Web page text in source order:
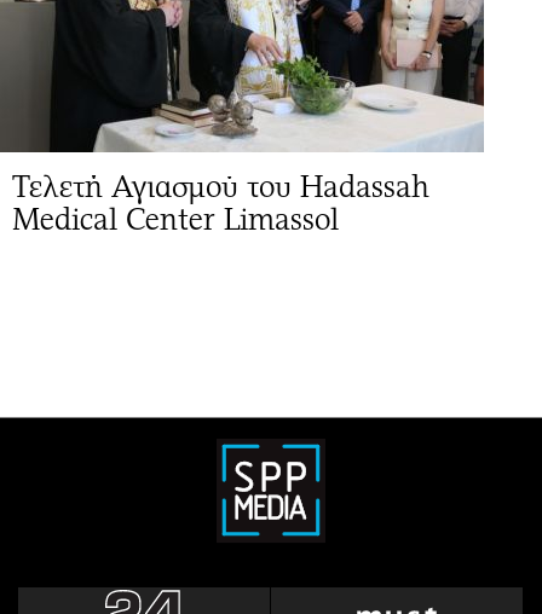
Τελετή Αγιασμού του Hadassah
Medical Center Limassol